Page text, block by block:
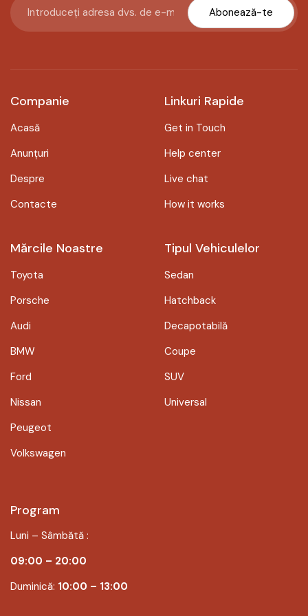
Abonează-te
Companie
Acasă
Anunțuri
Despre
Contacte
Linkuri Rapide
Get in Touch
Help center
Live chat
How it works
Mărcile Noastre
Toyota
Porsche
Audi
BMW
Ford
Nissan
Peugeot
Volkswagen
Tipul Vehiculelor
Sedan
Hatchback
Decapotabilă
Coupe
SUV
Universal
Program
Luni – Sâmbătă :
09:00 – 20:00
Duminică: 10:00 – 13:00